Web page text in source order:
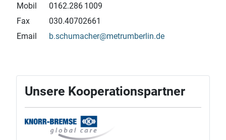
Mobil
0162.286 1009
Fax
030.40702661
Email
b.schumacher@metrumberlin.de
Unsere Kooperationspartner